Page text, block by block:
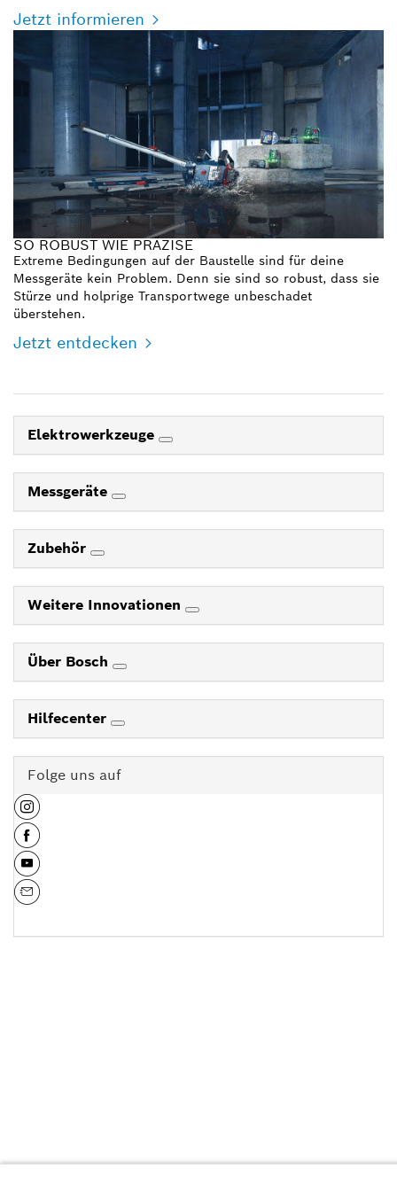
Jetzt informieren
SO ROBUST WIE PRÄZISE
Extreme Bedingungen auf der Baustelle sind für deine
Messgeräte kein Problem. Denn sie sind so robust, dass sie
Stürze und holprige Transportwege unbeschadet
überstehen.
Jetzt entdecken
Elektrowerkzeuge
Messgeräte
Zubehör
Weitere Innovationen
Über Bosch
Hilfecenter
Folge uns auf